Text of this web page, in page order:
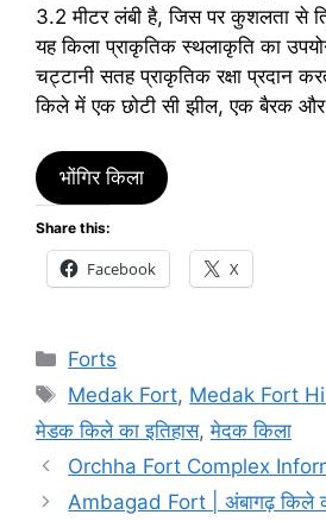
3.2 मीटर लंबी है, जिस पर कुशलता से
यह किला प्राकृतिक स्थलाकृति का
चट्टानी सतह प्राकृतिक रक्षा प्रदान
किले में एक छोटी सी झील, एक बैरक और
भोंगिर किला
Share this:
Facebook X
Categories
Forts
Tags
Medak Fort, Medak Fort
मेडक किले का इतिहास,मेदक किला
Orchha Fort Complex
Ambagad Fort | अंबागढ़ किले